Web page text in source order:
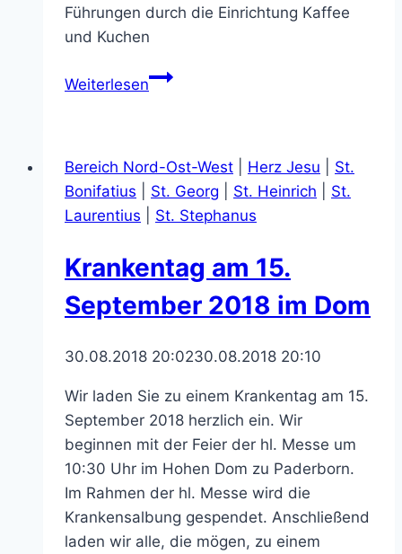
Führungen durch die Einrichtung Kaffee
und Kuchen
WeiterlesenErzbischöfliches
Tag
der
offenen
Bereich Nord-Ost-West Herz Jesu
St.
Bonifatius
St. Georg St. Heinrich
St.
Laurentius
St. Stephanus
Krankentag am 15.
September 2018 im Dom
30.08.2018 20:0230.08.2018 20:10
Wir laden Sie zu einem Krankentag am 15.
September 2018 herzlich ein. Wir
beginnen mit der Feier der hl. Messe um
10:30 Uhr im Hohen Dom zu Paderborn.
Im Rahmen der hl. Messe wird die
Krankensalbung gespendet. Anschließend
laden wir alle, die mögen, zu einem